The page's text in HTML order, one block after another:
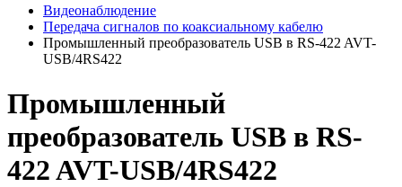
Видеонаблюдение
Передача сигналов по коаксиальному кабелю
Промышленный преобразователь USB в RS-422 AVT-
USB/4RS422
Промышленный
преобразователь USB в RS-
422 AVT-USB/4RS422